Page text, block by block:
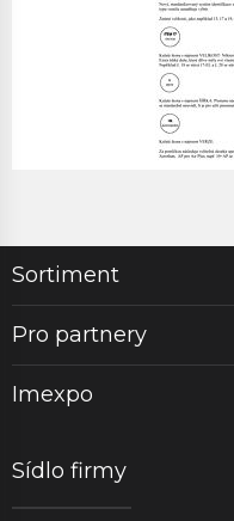
Sortiment
Pro partnery
Imexpo
Sídlo firmy